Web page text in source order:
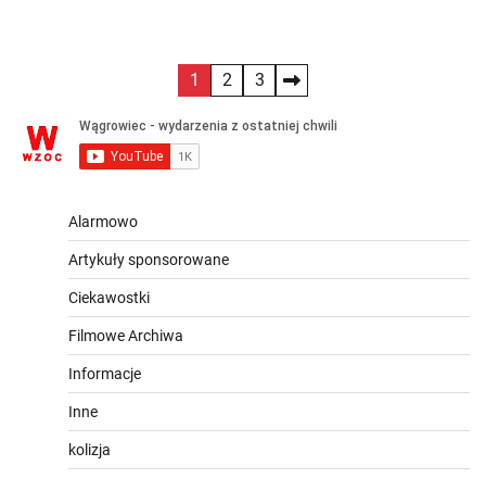
wpisów
1 2 3
Alarmowo
Artykuły sponsorowane
Ciekawostki
Filmowe Archiwa
Informacje
Inne
kolizja